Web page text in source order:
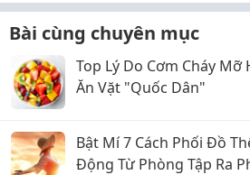
Bài cùng chuyên mục
Top Lý Do Cơm Cháy
Ăn Vặt "Quốc Dân"
Bật Mí 7 Cách Phối Đồ
Động Từ Phòng Tập Ra